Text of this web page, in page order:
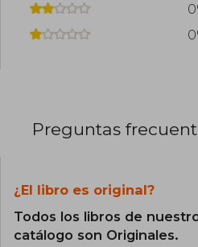
Preguntas
¿El libro es original?
Todos los libros de
catálogo son Originales.